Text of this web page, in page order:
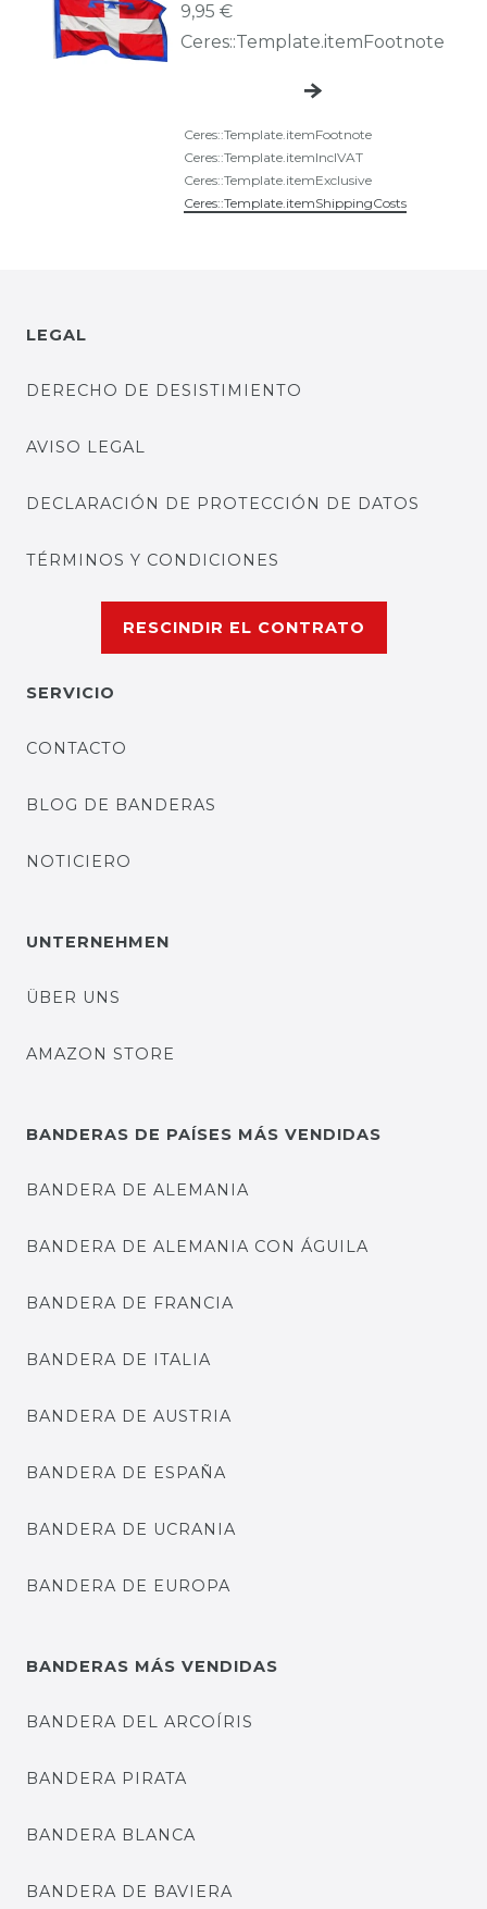
9,95 €
Ceres::Template.itemFootnote
Ceres::Template.itemFootnote
Ceres::Template.itemInclVAT
Ceres::Template.itemExclusive
Ceres::Template.itemShippingCosts
LEGAL
DERECHO DE DESISTIMIENTO
AVISO LEGAL
DECLARACIÓN DE PROTECCIÓN DE DATOS
TÉRMINOS Y CONDICIONES
RESCINDIR EL CONTRATO
SERVICIO
CONTACTO
BLOG DE BANDERAS
NOTICIERO
UNTERNEHMEN
ÜBER UNS
AMAZON STORE
BANDERAS DE PAÍSES MÁS VENDIDAS
BANDERA DE ALEMANIA
BANDERA DE ALEMANIA CON ÁGUILA
BANDERA DE FRANCIA
BANDERA DE ITALIA
BANDERA DE AUSTRIA
BANDERA DE ESPAÑA
BANDERA DE UCRANIA
BANDERA DE EUROPA
BANDERAS MÁS VENDIDAS
BANDERA DEL ARCOÍRIS
BANDERA PIRATA
BANDERA BLANCA
BANDERA DE BAVIERA